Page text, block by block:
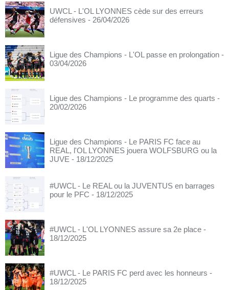
UWCL - L'OL LYONNES cède sur des erreurs
défensives - 26/04/2026
Ligue des Champions - L'OL passe en prolongation -
03/04/2026
Ligue des Champions - Le programme des quarts -
20/02/2026
Ligue des Champions - Le PARIS FC face au
REAL, l'OL LYONNES jouera WOLFSBURG ou la
JUVE - 18/12/2025
#UWCL - Le REAL ou la JUVENTUS en barrages
pour le PFC - 18/12/2025
#UWCL - L'OL LYONNES assure sa 2e place -
18/12/2025
#UWCL - Le PARIS FC perd avec les honneurs -
18/12/2025